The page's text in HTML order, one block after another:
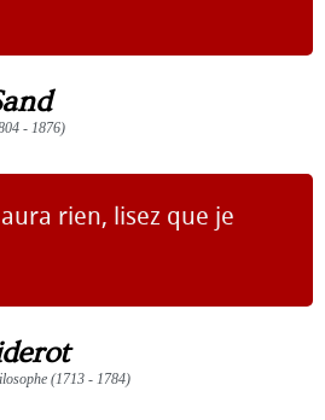
- 1876)
rien, lisez que je
(1713 - 1784)